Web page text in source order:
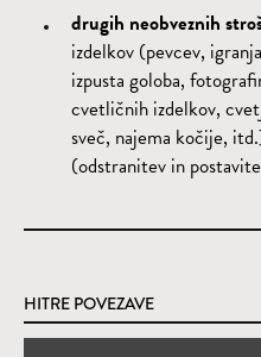
drugih neobveznih
izdelkov (pevcev,
izpusta goloba,
cvetličnih izdelkov,
sveč, najema kočije,
(odstranitev in
HITRE POVEZAVE